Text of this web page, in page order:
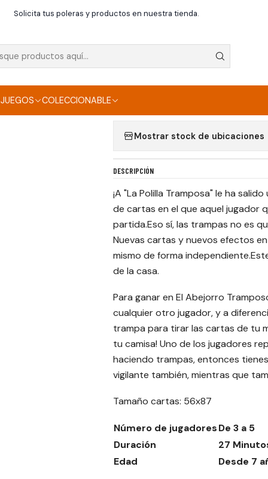
JUEGOS COLECCIONABLE
Solicita tus poleras y productos en nuestra tienda.
Juegos de mesa Party Game EL ABEJORRO TRAMPOSO
EL ABEJORRO TRAMPOSO
Mostrar stock de ubicaciones
DESCRIPCIÓN
¡A "La Polilla Tramposa" le ha
de cartas en el que aquel jugador
partida.Eso sí, las trampas no es
Nuevas cartas y nuevos efectos
mismo de forma
de la casa.
Para ganar en El Abejorro
cualquier otro jugador, y a
trampa para tirar las cartas de tu
tu camisa! Uno de los jugadores
haciendo trampas, entonces
vigilante también, mientras que
Tamaño cartas: 56x87
Número de jugadoresDe 3 a 5
Duración
27
Edad
Desde 7